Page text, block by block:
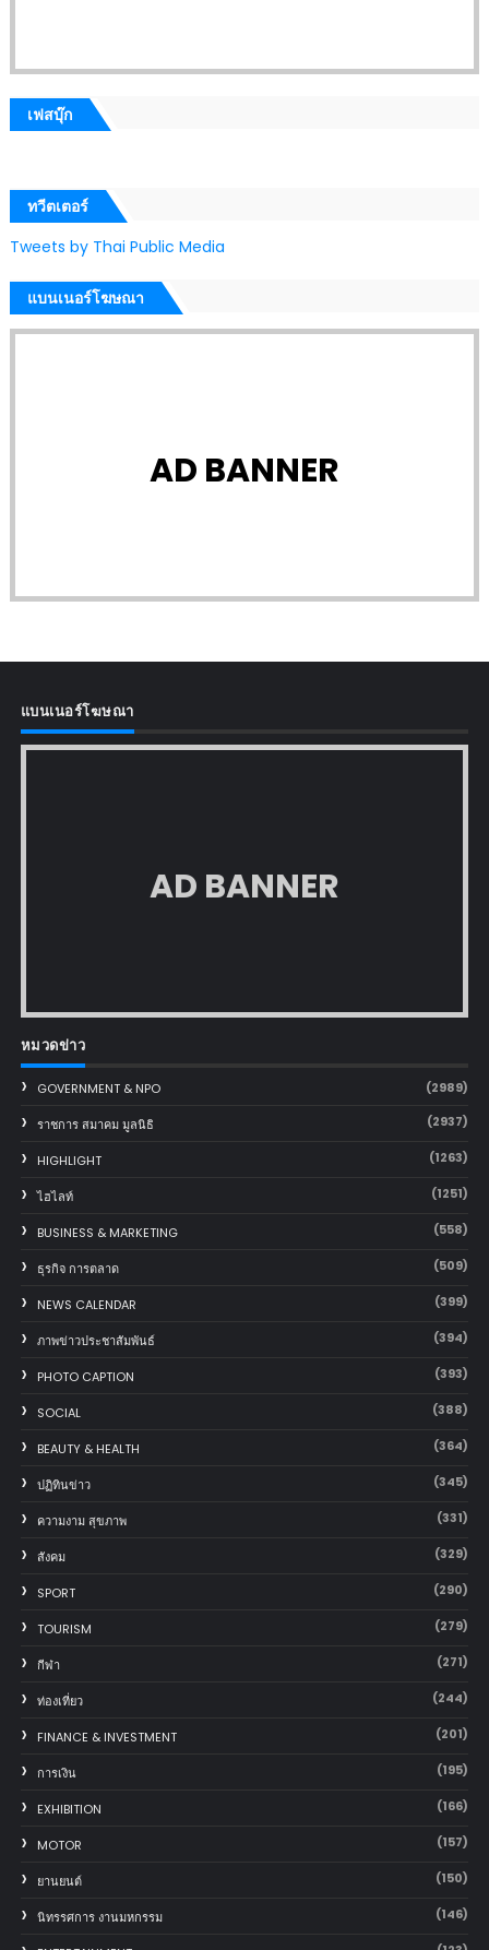
เฟสบุ๊ก
ทวีตเตอร์
Tweets by Thai Public Media
แบนเนอร์โฆษณา
AD BANNER
แบนเนอร์โฆษณา
AD BANNER
หมวดข่าว
GOVERNMENT & NPO (2989)
ราชการ สมาคม มูลนิธิ (2937)
HIGHLIGHT (1263)
ไฮไลท์ (1251)
BUSINESS & MARKETING (558)
ธุรกิจ การตลาด (509)
NEWS CALENDAR (399)
ภาพข่าวประชาสัมพันธ์ (394)
PHOTO CAPTION (393)
SOCIAL (388)
BEAUTY & HEALTH (364)
ปฏิทินข่าว (345)
ความงาม สุขภาพ (331)
สังคม (329)
SPORT (290)
TOURISM (279)
กีฬา (271)
ท่องเที่ยว (244)
FINANCE & INVESTMENT (201)
การเงิน (195)
EXHIBITION (166)
MOTOR (157)
‎ยานยนต์‎ (150)
นิทรรศการ งานมหกรรม (146)